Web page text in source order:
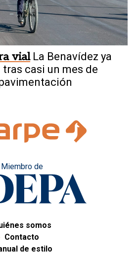
vial La Benavídez ya
casi un mes de
Miembro de
somos
Contacto
de estilo